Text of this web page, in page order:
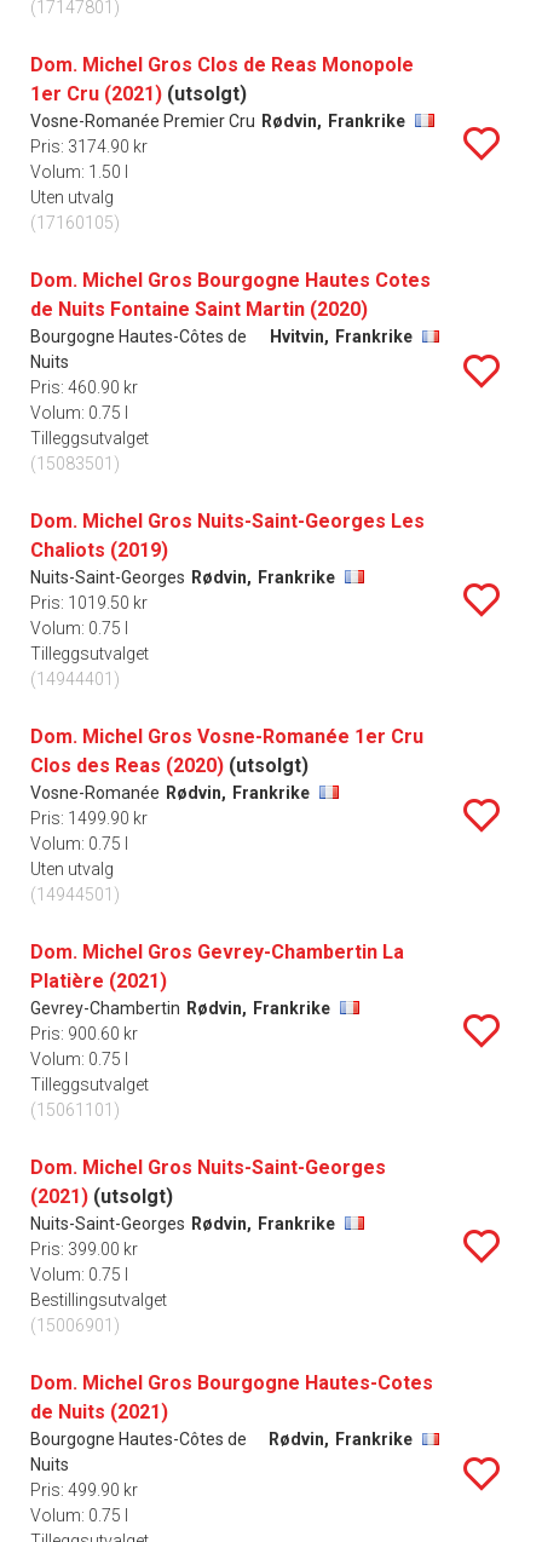
(17147801)
Dom. Michel Gros Clos de Reas Monopole
1er Cru (2021) (utsolgt)
Vosne-Romanée Premier Cru Rødvin, Frankrike
Pris: 3174.90 kr
Volum: 1.50 l
Uten utvalg
(17160105)
Dom. Michel Gros Bourgogne Hautes Cotes
de Nuits Fontaine Saint Martin (2020)
Bourgogne Hautes-Côtes de
Nuits
Hvitvin, Frankrike
Pris: 460.90 kr
Volum: 0.75 l
Tilleggsutvalget
(15083501)
Dom. Michel Gros Nuits-Saint-Georges Les
Chaliots (2019)
Nuits-Saint-Georges Rødvin, Frankrike
Pris: 1019.50 kr
Volum: 0.75 l
Tilleggsutvalget
(14944401)
Dom. Michel Gros Vosne-Romanée 1er Cru
Clos des Reas (2020) (utsolgt)
Vosne-Romanée Rødvin, Frankrike
Pris: 1499.90 kr
Volum: 0.75 l
Uten utvalg
(14944501)
Dom. Michel Gros Gevrey-Chambertin La
Platière (2021)
Gevrey-Chambertin Rødvin, Frankrike
Pris: 900.60 kr
Volum: 0.75 l
Tilleggsutvalget
(15061101)
Dom. Michel Gros Nuits-Saint-Georges
(2021) (utsolgt)
Nuits-Saint-Georges Rødvin, Frankrike
Pris: 399.00 kr
Volum: 0.75 l
Bestillingsutvalget
(15006901)
Dom. Michel Gros Bourgogne Hautes-Cotes
de Nuits (2021)
Bourgogne Hautes-Côtes de
Nuits
Rødvin, Frankrike
Pris: 499.90 kr
Volum: 0.75 l